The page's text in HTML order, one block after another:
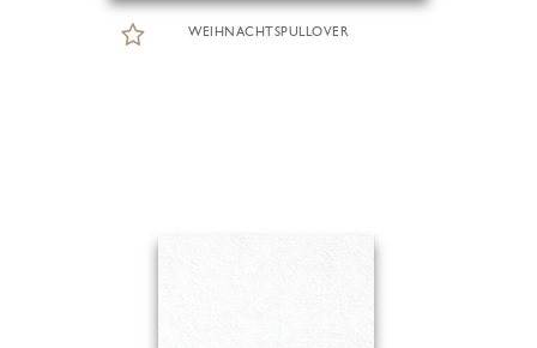
WEIHNACHTSPULLOVER